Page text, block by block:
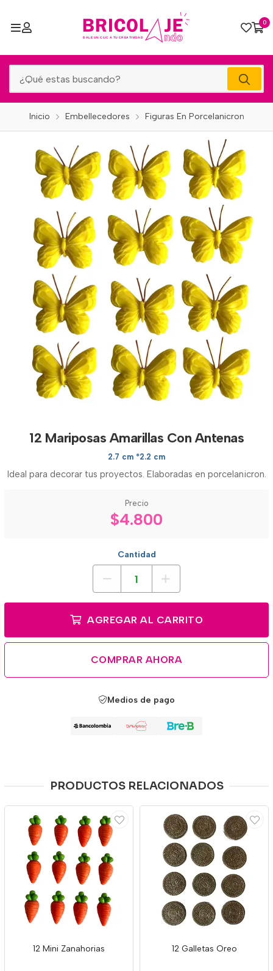
0
Inicio Embellecedores Figuras En Porcelanicron
12 Mariposas Amarillas Con Antenas
2.7 cm *2.2 cm
Ideal para decorar tus proyectos. Elaboradas en porcelanicron.
Precio
$4.800
Cantidad
AGREGAR AL CARRITO
COMPRAR AHORA
Medios de pago
PRODUCTOS RELACIONADOS
12 Mini Zanahorias 12 Galletas Oreo